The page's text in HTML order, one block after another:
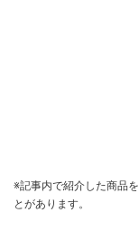
※記事内で紹介した商品
とがあります。